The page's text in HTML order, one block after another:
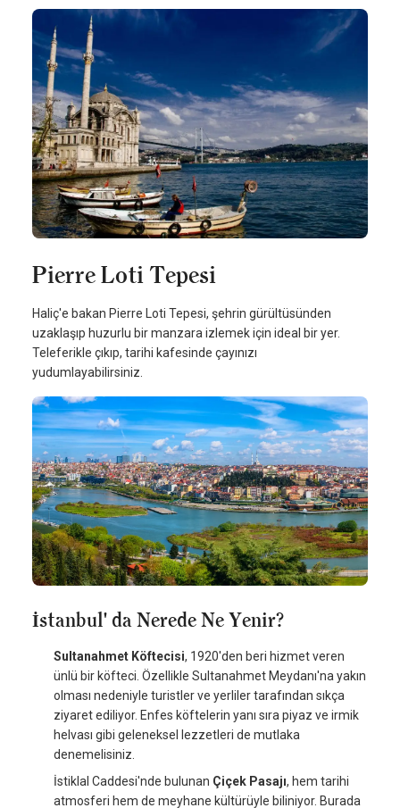
Pierre Loti Tepesi
Haliç'e bakan Pierre Loti Tepesi, şehrin gürültüsünden
uzaklaşıp huzurlu bir manzara izlemek için ideal bir yer.
Teleferikle çıkıp, tarihi kafesinde çayınızı
yudumlayabilirsiniz.
İstanbul' da Nerede Ne Yenir?
Sultanahmet Köftecisi, 1920'den beri hizmet veren
ünlü bir köfteci. Özellikle Sultanahmet Meydanı'na yakın
olması nedeniyle turistler ve yerliler tarafından sıkça
ziyaret ediliyor. Enfes köftelerin yanı sıra piyaz ve irmik
helvası gibi geleneksel lezzetleri de mutlaka
denemelisiniz.
İstiklal Caddesi'nde bulunan Çiçek Pasajı, hem tarihi
atmosferi hem de meyhane kültürüyle biliniyor. Burada